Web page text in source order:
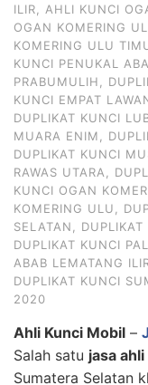
ILIR, AHLI KUNCI
OGAN KOMERING
KOMERING ULU
KUNCI PENUKAL
PRABUMULIH,
KUNCI EMPAT
DUPLIKAT KUNCI
MUARA ENIM,
DUPLIKAT KUNCI
RAWAS UTARA,
KUNCI OGAN
KOMERING ULU,
SELATAN,
DUPLIKAT KUNCI
ABAB LEMATANG
DUPLIKAT KUNCI
2020
Ahli Kunci Mobil –
Salah satu jasa
Sumatera Selatan